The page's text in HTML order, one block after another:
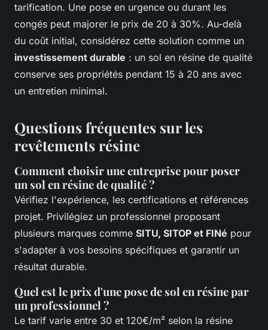
tarification. Une pose en urgence ou durant les
congés peut majorer le prix de 20 à 30%. Au-delà
du coût initial, considérez cette solution comme un
investissement durable : un sol en résine de qualité
conserve ses propriétés pendant 15 à 20 ans avec
un entretien minimal.
Questions fréquentes sur les
revêtements résine
Comment choisir une entreprise pour poser
un sol en résine de qualité ?
Vérifiez l'expérience, les certifications et références
projet. Privilégiez un professionnel proposant
plusieurs marques comme SITU, SITOP et FINé pour
s'adapter à vos besoins spécifiques et garantir un
résultat durable.
Quel est le prix d'une pose de sol en résine par
un professionnel ?
Le tarif varie entre 30 et 120€/m² selon la résine